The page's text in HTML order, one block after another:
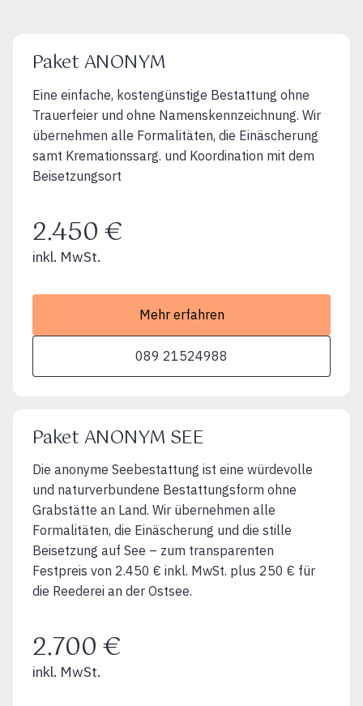
Paket ANONYM
Eine einfache, kostengünstige Bestattung ohne
Trauerfeier und ohne Namenskennzeichnung. Wir
übernehmen alle Formalitäten, die Einäscherung
samt Kremationssarg. und Koordination mit dem
Beisetzungsort
2.450 €
inkl. MwSt.
Mehr erfahren
089 21524988
Paket ANONYM SEE
Die anonyme Seebestattung ist eine würdevolle
und naturverbundene Bestattungsform ohne
Grabstätte an Land. Wir übernehmen alle
Formalitäten, die Einäscherung und die stille
Beisetzung auf See – zum transparenten
Festpreis von 2.450 € inkl. MwSt. plus 250 € für
die Reederei an der Ostsee.
2.700 €
inkl. MwSt.